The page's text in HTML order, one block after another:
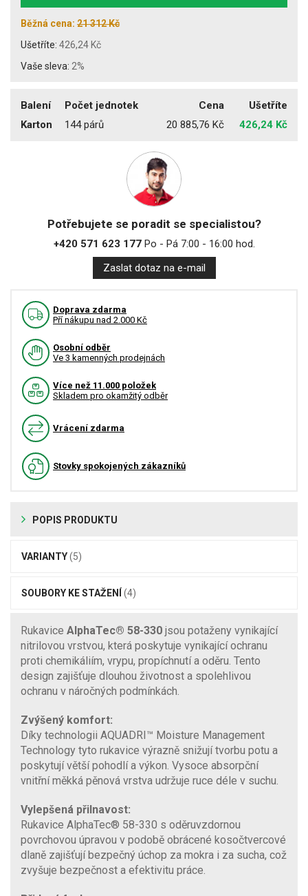
Běžná cena: 21 312 Kč
Ušetříte: 426,24 Kč
Vaše sleva: 2%
Balení Počet jednotek Cena
Ušetříte
Karton
144 párů 20 885,76 Kč 426,24 Kč
Potřebujete se poradit se specialistou?
+420 571 623 177Po - Pá 7:00 - 16:00 hod.
Zaslat dotaz na e-mail
Doprava zdarma
Pří nákupu nad 2.000 Kč
Osobní odběr
Ve 3 kamenných prodejnách
Více než 11.000 položek
Skladem pro okamžitý odběr
Vrácení zdarma
Stovky spokojených zákazníků
POPIS PRODUKTU
VARIANTY(5)
SOUBORY KE STAŽENÍ (4)
Rukavice AlphaTec® 58-330 jsou potaženy vynikající
nitrilovou vrstvou, která poskytuje vynikající ochranu
proti chemikáliím, vrypu, propíchnutí a oděru. Tento
design zajišťuje dlouhou životnost a spolehlivou
ochranu v náročných podmínkách.
Zvýšený komfort:
Díky technologii AQUADRI™ Moisture Management
Technology tyto rukavice výrazně snižují tvorbu potu a
poskytují větší pohodlí a výkon. Vysoce absorpční
vnitřní měkká pěnová vrstva udržuje ruce déle v suchu.
Vylepšená přilnavost:
Rukavice AlphaTec® 58-330 s oděruvzdornou
povrchovou úpravou v podobě obrácené kosočtvercové
dlaně zajišťují bezpečný úchop za mokra i za sucha, což
zvyšuje bezpečnost a efektivitu práce.